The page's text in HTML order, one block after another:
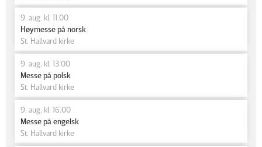
9. aug. kl. 11.00
Høymesse på norsk
St. Hallvard kirke
9. aug. kl. 13.00
Messe på polsk
St. Hallvard kirke
9. aug. kl. 16.00
Messe på engelsk
St. Hallvard kirke